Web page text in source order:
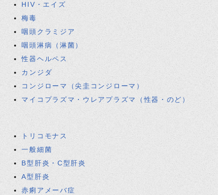
HIV・エイズ
梅毒
咽頭クラミジア
咽頭淋病（淋菌）
性器ヘルペス
カンジダ
コンジローマ（尖圭コンジローマ）
マイコプラズマ・ウレアプラズマ（性器・のど）
トリコモナス
一般細菌
B型肝炎・C型肝炎
A型肝炎
赤痢アメーバ症